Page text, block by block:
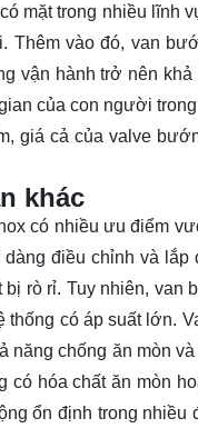
mặt trong nhiều lĩnh
Thêm vào đó, van
vận hành trở nên
của con người
giá cả của valve
khác
có nhiều ưu điểm
điều chỉnh và lắp
rò rỉ. Tuy nhiên, van
có áp suất lớn.
năng chống ăn mòn
hóa chất ăn mòn
ổn định trong nhiều